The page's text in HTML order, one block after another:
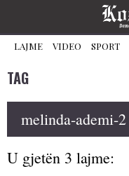
LAJME VIDEO SPORT
TAG
melinda-ademi-2
U gjetën 3 lajme: